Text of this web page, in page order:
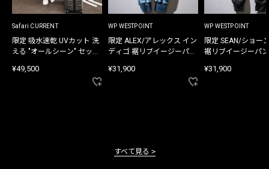
Safari CURRENT
限定 吸水速乾 UVカット 洗
える "オールシーン" セット
¥49,500
WP WESTPOINT
限定 ALEX/アレックス イン
ディゴ 裾リブイージーパン
¥31,900
WP WESTPOINT
限定 SEAN/ショー
裾リブイージーパ
¥31,900
すべて見る